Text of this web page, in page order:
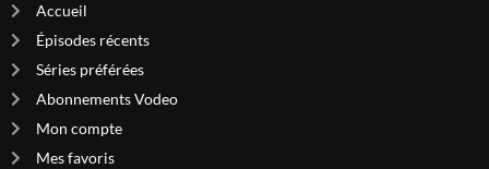
Accueil
Épisodes récents
Séries préférées
Abonnements Vodeo
Mon compte
Mes favoris